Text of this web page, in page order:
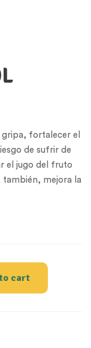
fortalecer el
de sufrir de
el jugo del fruto
también, mejora la
cart